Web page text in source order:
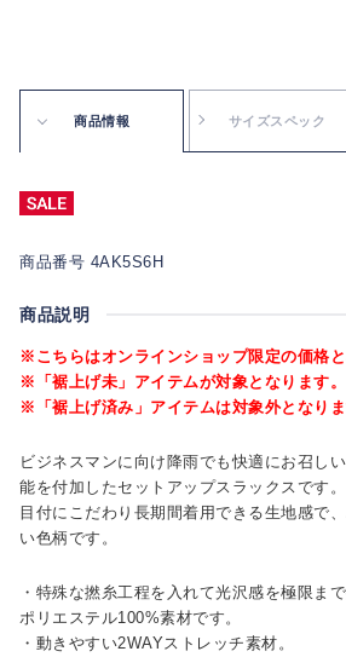
商品情報 サイズスペック
商品番号 4AK5S6H
商品説明
※こちらはオンラインショップ限定の価格と
※「裾上げ未」アイテムが対象となります。
※「裾上げ済み」アイテムは対象外となりま
ビジネスマンに向け降雨でも快適にお召し
能を付加したセットアップスラックスです。
目付にこだわり長期間着用できる生地感で
い色柄です。
・特殊な撚糸工程を入れて光沢感を極限ま
ポリエステル100%素材です。
・動きやすい2WAYストレッチ素材。